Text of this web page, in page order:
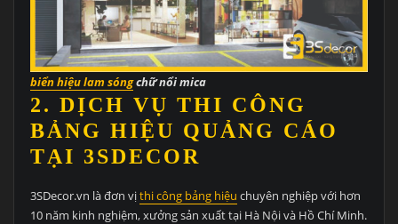
biển hiệu lam sóngchữ nổi mica
2. DỊCH VỤ THI CÔNG
BẢNG HIỆU QUẢNG CÁO
TẠI 3SDECOR
3SDecor.vn là đơn vịthi công bảng hiệu chuyên nghiệp với hơn
10 năm kinh nghiệm, xưởng sản xuất tại Hà Nội và Hồ Chí Minh.